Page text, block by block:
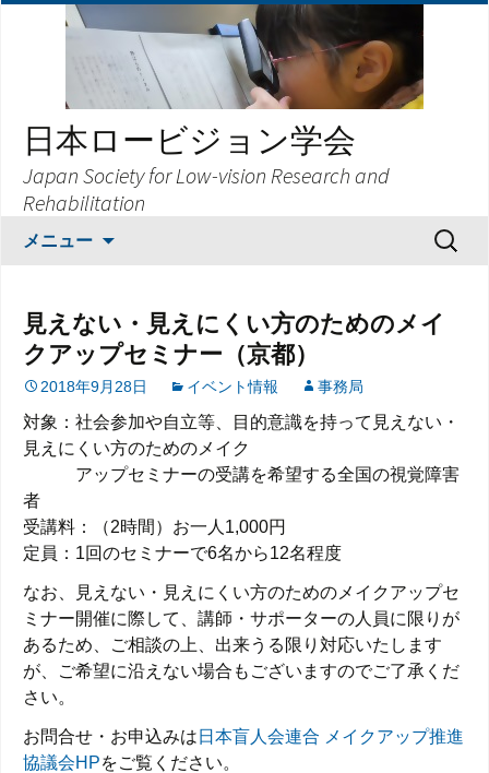
日本ロービジョン学会
Japan Society for Low-vision Research and
Rehabilitation
メニュー
ツ
へ
ス
キ
ッ
プ
検
索:
見えない・見えにくい方のためのメイ
クアップセミナー（京都）
2018年9月28日 イベント情報 事務局
対象：社会参加や自立等、目的意識を持って見えない・
見えにくい方のためのメイク
アップセミナーの受講を希望する全国の視覚障害
者
受講料：（2時間）お一人1,000円
定員：1回のセミナーで6名から12名程度
なお、見えない・見えにくい方のためのメイクアップセ
ミナー開催に際して、講師・サポーターの人員に限りが
あるため、ご相談の上、出来うる限り対応いたします
が、ご希望に沿えない場合もございますのでご了承くだ
さい。
お問合せ・お申込みは 日本盲人会連合 メイクアップ推進
協議会HPをご覧ください。